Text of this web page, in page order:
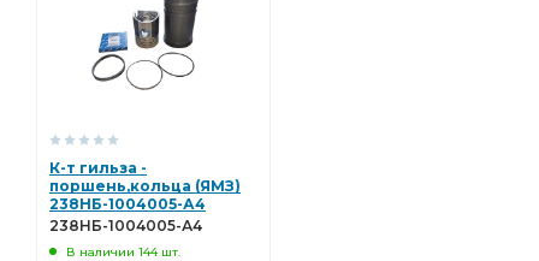
К-т гильза -
поршень,кольца (ЯМЗ)
238НБ-1004005-А4
238НБ-1004005-А4
В наличии 144 шт.